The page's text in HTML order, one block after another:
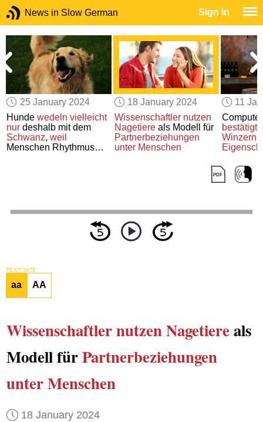
News in Slow German Sign In
25 January 2024
Hundewedeln vielleicht
nur deshalb mit dem
Schwanz,weil
Menschen Rhythmus
18 January 2024
Wissenschaftler nutzen
Nagetiereals Modell für
Partnerbeziehungen
unter Menschen
11
bestätigt
Winzern
TEXT SIZE
aa AA
Wissenschaftler nutzen Nagetiereals
Modell fürPartnerbeziehungen
unter Menschen
18 January 2024